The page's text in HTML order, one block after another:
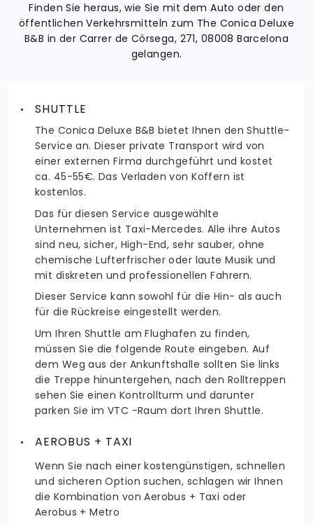
Finden Sie heraus, wie Sie mit dem Auto oder den
öffentlichen Verkehrsmitteln zum The Conica Deluxe
B&B in der Carrer de Còrsega, 271, 08008 Barcelona
gelangen.
SHUTTLE
The Conica Deluxe B&B bietet Ihnen den Shuttle-
Service an. Dieser private Transport wird von
einer externen Firma durchgeführt und kostet
ca. 45-55€. Das Verladen von Koffern ist
kostenlos.
Das für diesen Service ausgewählte
Unternehmen ist Taxi-Mercedes. Alle ihre Autos
sind neu, sicher, High-End, sehr sauber, ohne
chemische Lufterfrischer oder laute Musik und
mit diskreten und professionellen Fahrern.
Dieser Service kann sowohl für die Hin- als auch
für die Rückreise eingestellt werden.
Um Ihren Shuttle am Flughafen zu finden,
müssen Sie die folgende Route eingeben. Auf
dem Weg aus der Ankunftshalle sollten Sie links
die Treppe hinuntergehen, nach den Rolltreppen
sehen Sie einen Kontrollturm und darunter
parken Sie im VTC -Raum dort Ihren Shuttle.
AEROBUS + TAXI
Wenn Sie nach einer kostengünstigen, schnellen
und sicheren Option suchen, schlagen wir Ihnen
die Kombination von Aerobus + Taxi oder
Aerobus + Metro